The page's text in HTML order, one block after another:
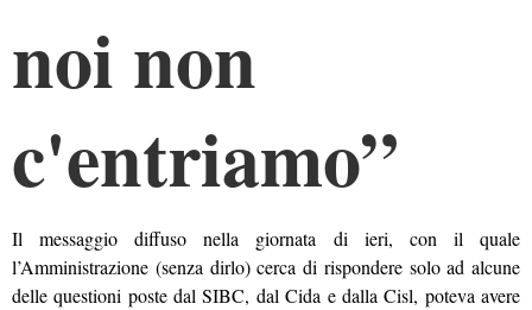
noi non
c'entriamo”
Il messaggio diffuso nella giornata di ieri, con il quale
l’Amministrazione (senza dirlo) cerca di rispondere solo ad alcune
delle questioni poste dal SIBC, dal Cida e dalla Cisl, poteva avere